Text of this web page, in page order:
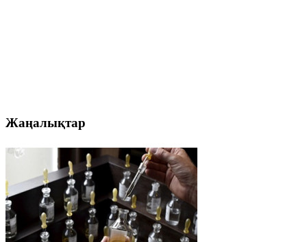
Жаңалықтар